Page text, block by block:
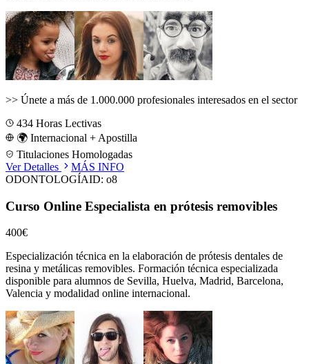
>> Únete a más de 1.000.000 profesionales interesados en el sector
434 Horas Lectivas
🌍 Internacional + Apostilla
Titulaciones Homologadas
Ver Detalles
MÁS INFO
ODONTOLOGÍAID: o8
Curso Online Especialista en prótesis removibles
400€
Especialización técnica en la elaboración de prótesis dentales de
resina y metálicas removibles. Formación técnica especializada
disponible para alumnos de Sevilla, Huelva, Madrid, Barcelona,
Valencia y modalidad online internacional.